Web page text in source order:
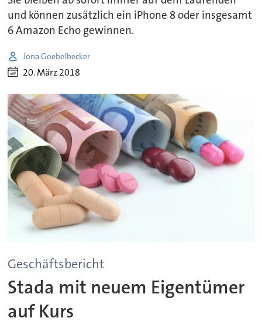
und können zusätzlich ein iPhone 8 oder insgesamt
6 Amazon Echo gewinnen.
Jona Goebelbecker
20. März 2018
Geschäftsbericht
Stada mit neuem Eigentümer
auf Kurs